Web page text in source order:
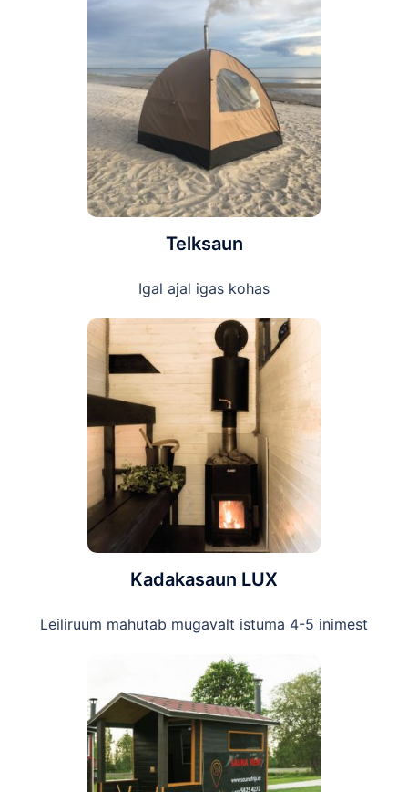
Telksaun
Igal ajal igas kohas
Kadakasaun LUX
Leiliruum mahutab mugavalt istuma 4-5 inimest